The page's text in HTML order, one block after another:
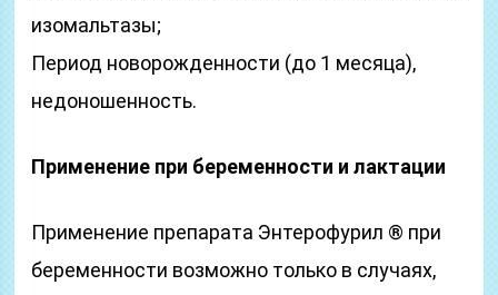
изомальтазы;
Период новорожденности (до 1 месяца),
недоношенность.
Применение при беременности и лактации
Применение препарата Энтерофурил ® при
беременности возможно только в случаях,